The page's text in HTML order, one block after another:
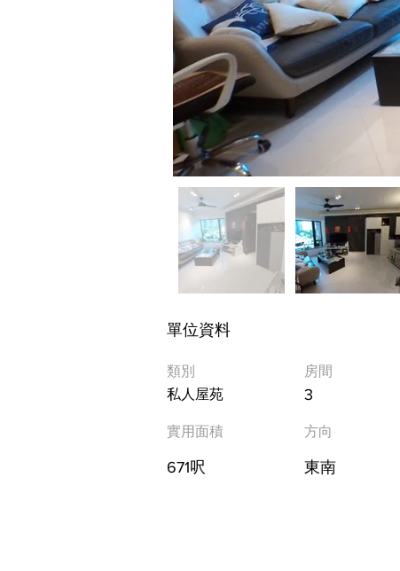
單位資料
類別 房間
私人屋苑
3
實用面積 方向
671呎 東南